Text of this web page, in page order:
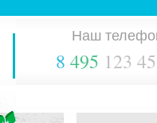
Наш
8 495 123